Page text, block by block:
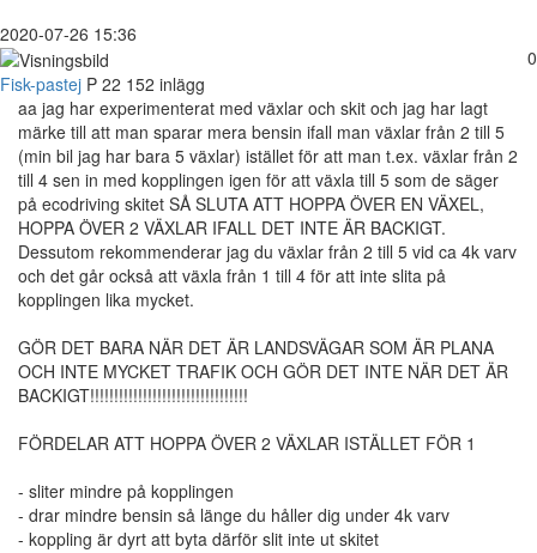
2020-07-26 15:36
0
Fisk-pastej P 22 152 inlägg
aa jag har experimenterat med växlar och skit och jag har lagt
märke till att man sparar mera bensin ifall man växlar från 2 till 5
(min bil jag har bara 5 växlar) istället för att man t.ex. växlar från 2
till 4 sen in med kopplingen igen för att växla till 5 som de säger
på ecodriving skitet SÅ SLUTA ATT HOPPA ÖVER EN VÄXEL,
HOPPA ÖVER 2 VÄXLAR IFALL DET INTE ÄR BACKIGT.
Dessutom rekommenderar jag du växlar från 2 till 5 vid ca 4k varv
och det går också att växla från 1 till 4 för att inte slita på
kopplingen lika mycket.
GÖR DET BARA NÄR DET ÄR LANDSVÄGAR SOM ÄR PLANA
OCH INTE MYCKET TRAFIK OCH GÖR DET INTE NÄR DET ÄR
BACKIGT!!!!!!!!!!!!!!!!!!!!!!!!!!!!!!!!!
FÖRDELAR ATT HOPPA ÖVER 2 VÄXLAR ISTÄLLET FÖR 1
- sliter mindre på kopplingen
- drar mindre bensin så länge du håller dig under 4k varv
- koppling är dyrt att byta därför slit inte ut skitet